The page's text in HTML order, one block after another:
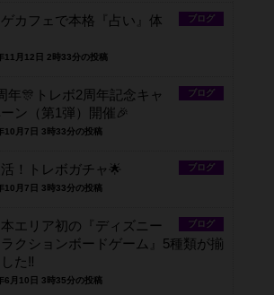
ブログ
カフェで本格『占い』体
11月12日 2時33分の投稿
ブログ
年🎊トレボ2周年記念キャ
ン（第1弾）開催🎉
10月7日 3時33分の投稿
ブログ
！トレボガチャ🌟
10月7日 3時33分の投稿
ブログ
エリア初の『ディズニー
クションボードゲーム』5種類が揃
た‼️
6月10日 3時35分の投稿